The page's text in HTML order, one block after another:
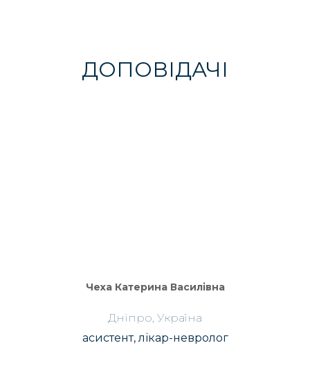
ДОПОВІДАЧІ
Чеха Катерина Василівна
Дніпро, Україна
асистент, лікар-невролог